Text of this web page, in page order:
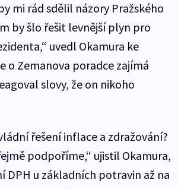
mi rád sdělil názory Pražského
by šlo řešit levnější plyn pro
uvedl Okamura ke
o Zemanova poradce zajímá
slovy, že on nikoho
řešení inflace a zdražování?
podpoříme,“ ujistil Okamura,
DPH u základních potravin až na